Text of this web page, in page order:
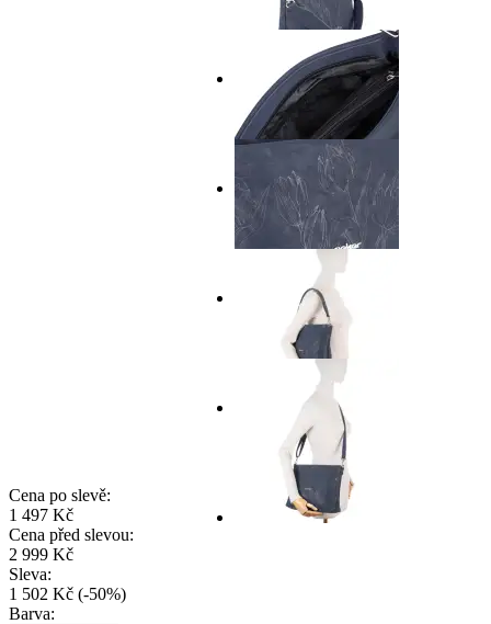
Cena po slevě:
1 497 Kč
Cena před slevou:
2 999 Kč
Sleva:
1 502 Kč (-50%)
Barva: